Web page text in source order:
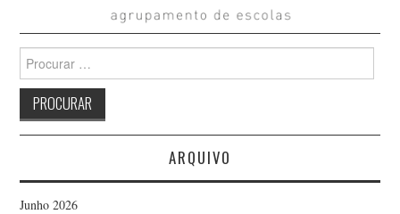
for:
ARQUIVO
Junho 2026